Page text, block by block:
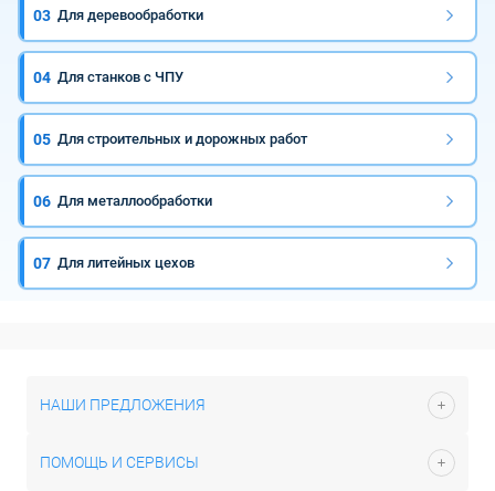
03 Для деревообработки
04 Для станков с ЧПУ
05 Для строительных и дорожных работ
06 Для металлообработки
07 Для литейных цехов
НАШИ ПРЕДЛОЖЕНИЯ
ПОМОЩЬ И СЕРВИСЫ